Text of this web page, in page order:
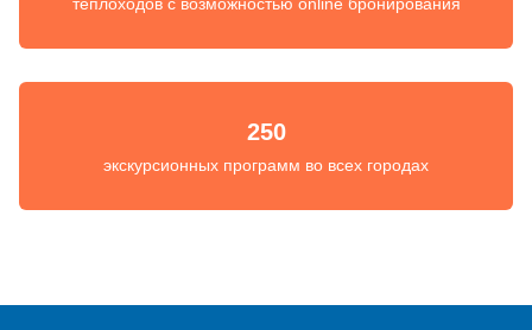
250
экскурсионных программ во всех городах